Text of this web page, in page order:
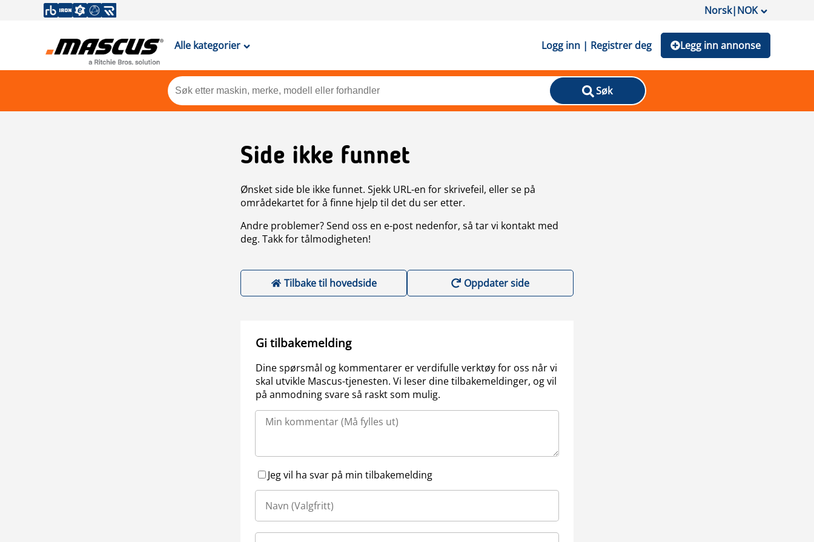
Norsk|NOK
Alle kategorier Logg inn | Registrer deg Legg inn annonse
Søk
Side ikke funnet
Ønsket side ble ikke funnet. Sjekk URL-en for skrivefeil, eller se på
områdekartet for å finne hjelp til det du ser etter.
Andre problemer? Send oss en e-post nedenfor, så tar vi kontakt med
deg. Takk for tålmodigheten!
Tilbake til hovedside Oppdater side
Gi tilbakemelding
Dine spørsmål og kommentarer er verdifulle verktøy for oss når vi
skal utvikle Mascus-tjenesten. Vi leser dine tilbakemeldinger, og vil
på anmodning svare så raskt som mulig.
Jeg vil ha svar på min tilbakemelding